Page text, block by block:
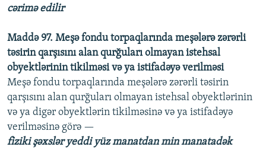
cərimə edilir
Maddə 97. Meşə fondu torpaqlarında meşələrə zərərli
təsirin qarşısını alan qurğuları olmayan istehsal
obyektlərinin tikilməsi və ya istifadəyə verilməsi
Meşə fondu torpaqlarında meşələrə zərərli təsirin
qarşısını alan qurğuları olmayan istehsal obyektlərinin
və ya digər obyektlərin tikilməsinə və ya istifadəyə
verilməsinə görə —
fiziki şəxslər yeddi yüz manatdan min manatadək